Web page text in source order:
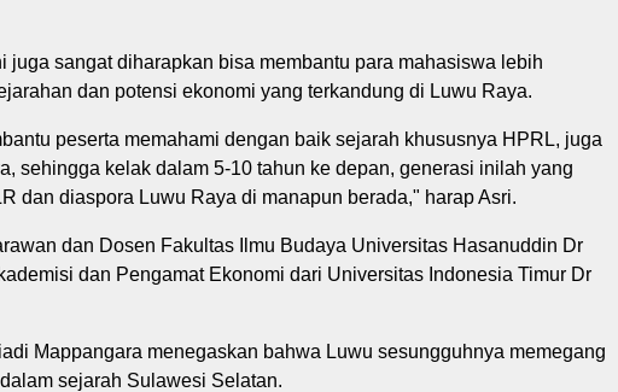
juga sangat diharapkan bisa membantu para mahasiswa lebih
dan potensi ekonomi yang terkandung di Luwu Raya.
peserta memahami dengan baik sejarah khususnya HPRL, juga
sehingga kelak dalam 5-10 tahun ke depan, generasi inilah yang
dan diaspora Luwu Raya di manapun berada," harap Asri.
dan Dosen Fakultas Ilmu Budaya Universitas Hasanuddin Dr
dan Pengamat Ekonomi dari Universitas Indonesia Timur Dr
Mappangara menegaskan bahwa Luwu sesungguhnya memegang
sejarah Sulawesi Selatan.